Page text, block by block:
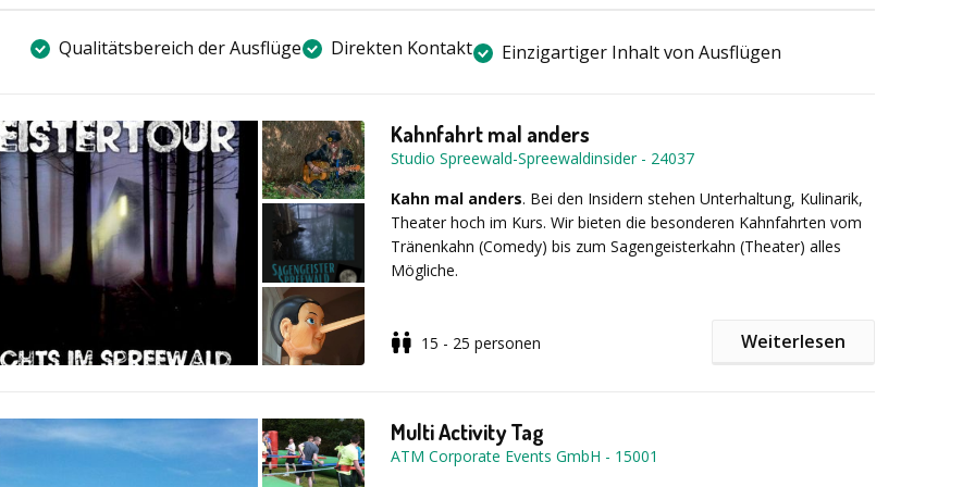
* Verbesserung der Kommunikation untereinander
* Aufbrechen von gefestigten Strukturen und
abteilungsübergreifender Austausch
* Förderung des Teamgeists und Stärkung des „Wir-Gefühls“
Qualitätsbereich der Ausflüge Direkten Kontakt Einzigartiger Inhalt von Ausflügen
Kahnfahrt mal anders
Studio Spreewald-Spreewaldinsider- 24037
Kahn mal anders. Bei den Insidern stehen Unterhaltung, Kulinarik,
Theater hoch im Kurs. Wir bieten die besonderen Kahnfahrten vom
Tränenkahn (Comedy) bis zum Sagengeisterkahn (Theater) alles
Mögliche.
Leistungen
Kahnfahrten von 90-360 Minuten
15 - 25 personen Weiterlesen
Multi Activity Tag
ATM Corporate Events GmbH - 15001